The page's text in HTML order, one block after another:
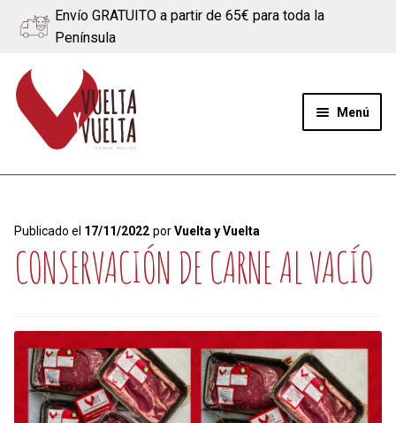
Envío GRATUITO a partir de 65€ para toda la
Península
Ir
a
navegación
Ir
al
contenido
Menú
Quiénes somos
Ternera
Cerdo
Blog
Contacto
Publicado el 17/11/2022 porVuelta y Vuelta
CONSERVACIÓN DE CARNE AL VACÍO